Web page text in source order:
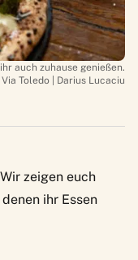
auch zuhause genießen.
Via Toledo | Darius Lucaciu
Wir zeigen euch
ihr Essen